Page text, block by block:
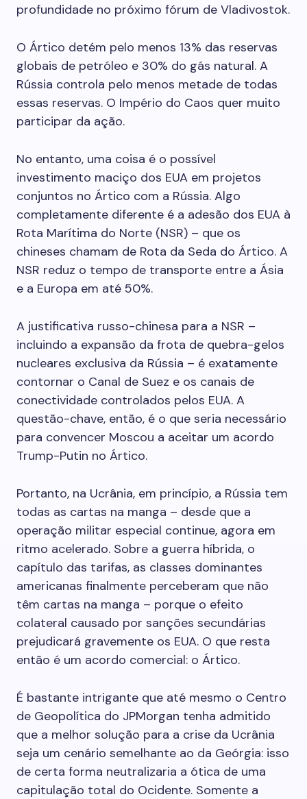
profundidade no próximo fórum de Vladivostok.
O Ártico detém pelo menos 13% das reservas
globais de petróleo e 30% do gás natural. A
Rússia controla pelo menos metade de todas
essas reservas. O Império do Caos quer muito
participar da ação.
No entanto, uma coisa é o possível
investimento maciço dos EUA em projetos
conjuntos no Ártico com a Rússia. Algo
completamente diferente é a adesão dos EUA à
Rota Marítima do Norte (NSR) – que os
chineses chamam de Rota da Seda do Ártico. A
NSR reduz o tempo de transporte entre a Ásia
e a Europa em até 50%.
A justificativa russo-chinesa para a NSR –
incluindo a expansão da frota de quebra-gelos
nucleares exclusiva da Rússia – é exatamente
contornar o Canal de Suez e os canais de
conectividade controlados pelos EUA. A
questão-chave, então, é o que seria necessário
para convencer Moscou a aceitar um acordo
Trump-Putin no Ártico.
Portanto, na Ucrânia, em princípio, a Rússia tem
todas as cartas na manga – desde que a
operação militar especial continue, agora em
ritmo acelerado. Sobre a guerra híbrida, o
capítulo das tarifas, as classes dominantes
americanas finalmente perceberam que não
têm cartas na manga – porque o efeito
colateral causado por sanções secundárias
prejudicará gravemente os EUA. O que resta
então é um acordo comercial: o Ártico.
É bastante intrigante que até mesmo o Centro
de Geopolítica do JPMorgan tenha admitido
que a melhor solução para a crise da Ucrânia
seja um cenário semelhante ao da Geórgia: isso
de certa forma neutralizaria a ótica de uma
capitulação total do Ocidente. Somente a